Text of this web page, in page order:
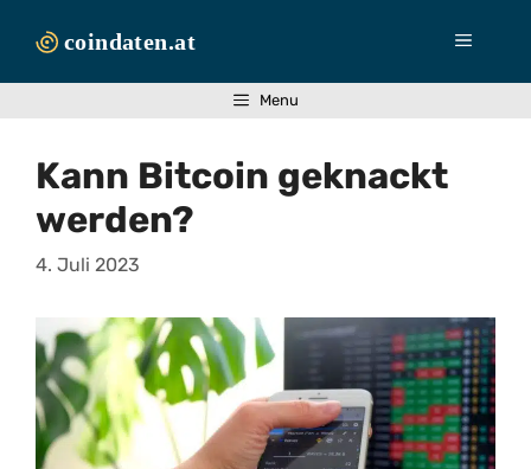
Inhalt
Menü
Menu
Kann Bitcoin geknackt
werden?
4. Juli 2023